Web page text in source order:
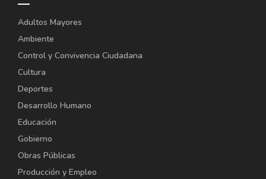
Adultos Mayores
Ambiente
Control y Convivencia Ciudadana
Cultura
Deportes
Desarrollo Humano
Educación
Gobierno
Obras Públicas
Producción y Empleo